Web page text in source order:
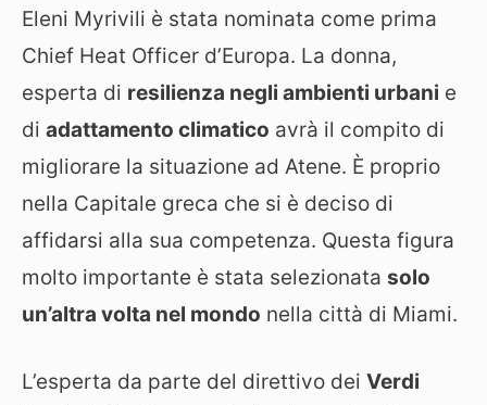
Eleni Myrivili è stata nominata come prima
Chief Heat Officer d’Europa. La donna,
esperta di resilienza negli ambienti urbani e
di adattamento climatico avrà il compito di
migliorare la situazione ad Atene. È proprio
nella Capitale greca che si è deciso di
affidarsi alla sua competenza. Questa figura
molto importante è stata selezionata solo
un’altra volta nel mondo nella città di Miami.
L’esperta da parte del direttivo dei Verdi